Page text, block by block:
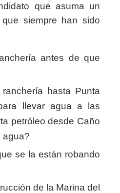
que asuma un
siempre han sido
antes de que
hasta Punta
llevar agua a las
petróleo desde Caño
agua?
se la están robando
de la Marina del